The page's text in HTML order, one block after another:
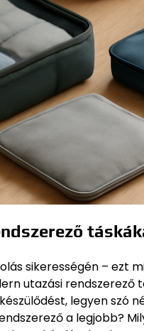
sikerességén – ezt
utazási
legyen szó
a legjobb?